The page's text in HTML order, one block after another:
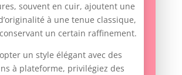
souvent en cuir, ajoutent une
à une tenue classique,
un certain raffinement.
un style élégant avec des
à plateforme, privilégiez des